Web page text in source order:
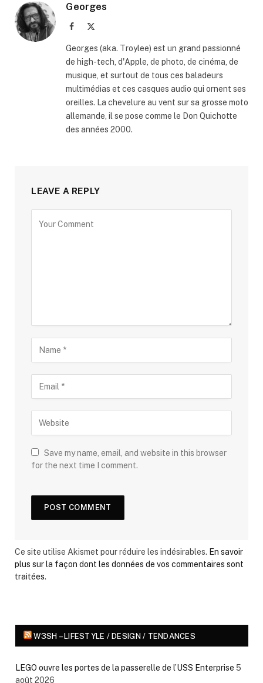
Georges
Facebook
Georges (aka. Troylee) est un grand passionné
de high-tech, d'Apple, de photo, de cinéma, de
musique, et surtout de tous ces baladeurs
multimédias et ces casques audio qui ornent ses
oreilles. La chevelure au vent sur sa grosse moto
allemande, il se pose comme le Don Quichotte
des années 2000.
LEAVE A REPLY
Save my name, email, and website in this browser
for the next time I comment.
Ce site utilise Akismet pour réduire les indésirables. En savoir
plus sur la façon dont les données de vos commentaires sont
traitées.
W3SH – LIFESTYLE / DESIGN / TENDANCES
LEGO ouvre les portes de la passerelle de l’USS Enterprise 5
août 2026